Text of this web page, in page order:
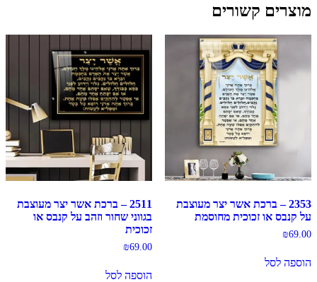
מוצרים קשורים
2353 – ברכת אשר יצר מעוצבת
על קנבס או זכוכית מחוסמת
₪69.00
הוספה לסל
2511 – ברכת אשר יצר מעוצבת
בגווני שחור וזהב על קנבס או
זכוכית
₪69.00
הוספה לסל